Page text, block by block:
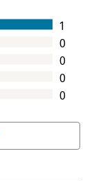
1
0
0
0
0